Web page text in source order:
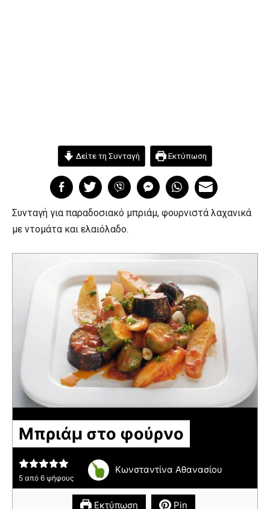
Δείτε τη Συνταγή Εκτύπωση
Συνταγή για παραδοσιακό μπριάμ, φουρνιστά λαχανικά
με ντομάτα και ελαιόλαδο.
Μπριάμ στο φούρνο
5 από 6 ψήφους
Κωνσταντίνα Αθανασίου
Εκτύπωση Pin